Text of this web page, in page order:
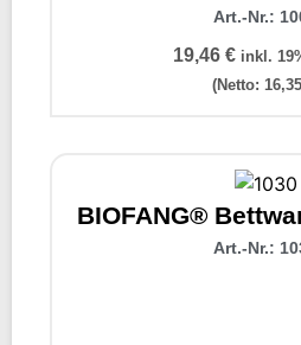
Art.-Nr.:
19,46 € inkl.
(Netto: 16,35
BIOFANG®
Art.-Nr.: